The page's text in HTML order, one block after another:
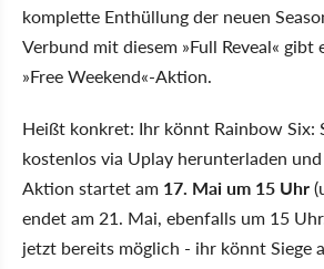
komplette Enthüllung der neuen
Verbund mit diesem »Full Reveal« gibt
»Free Weekend«-Aktion.
Heißt konkret: Ihr könnt Rainbow Six:
kostenlos via Uplay herunterladen
Aktion startet am 17. Mai um 15 Uhr
endet am 21. Mai, ebenfalls um 15
jetzt bereits möglich - ihr könnt Siege